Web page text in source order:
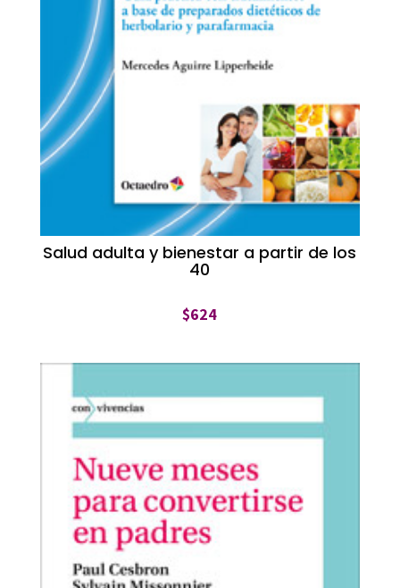
Salud adulta y bienestar a partir de los
40
$624